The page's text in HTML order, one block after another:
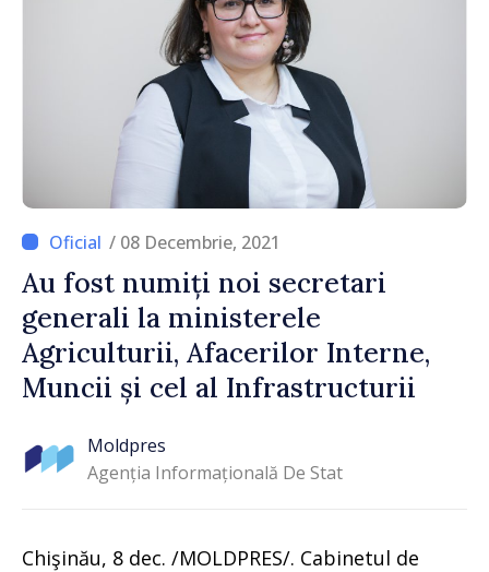
/ 08 Decembrie, 2021
Au fost numiți noi secretari
generali la ministerele
Agriculturii, Afacerilor Interne,
Muncii și cel al Infrastructurii
Moldpres
Agenția Informațională De Stat
Chişinău, 8 dec. /MOLDPRES/. Cabinetul de